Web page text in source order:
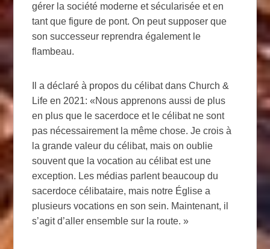
gérer la société moderne et sécularisée et en
tant que figure de pont. On peut supposer que
son successeur reprendra également le
flambeau.
Il a déclaré à propos du célibat dans Church &
Life en 2021: «Nous apprenons aussi de plus
en plus que le sacerdoce et le célibat ne sont
pas nécessairement la même chose. Je crois à
la grande valeur du célibat, mais on oublie
souvent que la vocation au célibat est une
exception. Les médias parlent beaucoup du
sacerdoce célibataire, mais notre Église a
plusieurs vocations en son sein. Maintenant, il
s’agit d’aller ensemble sur la route. »